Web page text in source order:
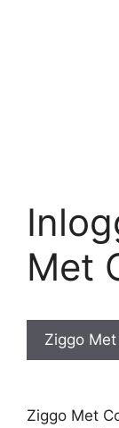
Met
Ziggo
Ziggo Met